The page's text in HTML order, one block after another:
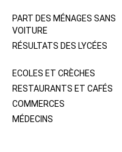
PART DES MÉNAGES SANS
VOITURE
RÉSULTATS DES LYCÉES
ECOLES ET CRÈCHES
RESTAURANTS ET CAFÉS
COMMERCES
MÉDECINS